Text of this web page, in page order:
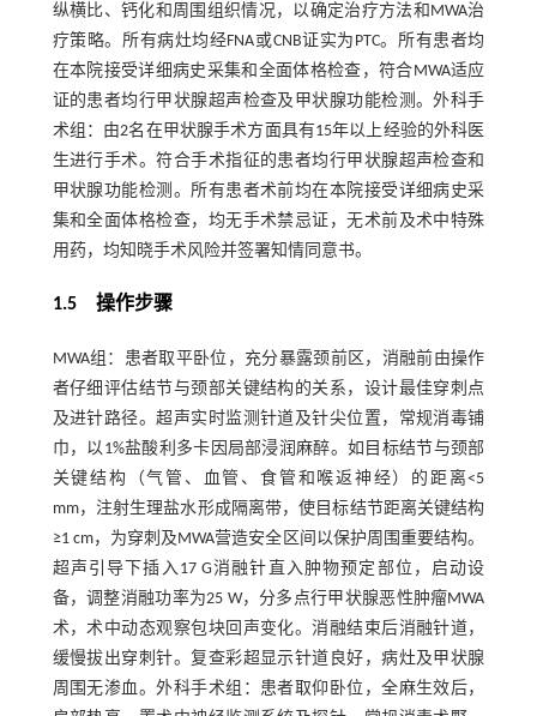
纵横比、钙化和周围组织情况，以确定治疗方法和MWA治
疗策略。所有病灶均经FNA或CNB证实为PTC。所有患者均
在本院接受详细病史采集和全面体格检查，符合MWA适应
证的患者均行甲状腺超声检查及甲状腺功能检测。外科手
术组：由2名在甲状腺手术方面具有15年以上经验的外科医
生进行手术。符合手术指征的患者均行甲状腺超声检查和
甲状腺功能检测。所有患者术前均在本院接受详细病史采
集和全面体格检查，均无手术禁忌证，无术前及术中特殊
用药，均知晓手术风险并签署知情同意书。
1.5 操作步骤
MWA组：患者取平卧位，充分暴露颈前区，消融前由操作
者仔细评估结节与颈部关键结构的关系，设计最佳穿刺点
及进针路径。超声实时监测针道及针尖位置，常规消毒铺
巾，以1%盐酸利多卡因局部浸润麻醉。如目标结节与颈部
关键结构（气管、血管、食管和喉返神经）的距离<5
mm，注射生理盐水形成隔离带，使目标结节距离关键结构
≥1 cm，为穿刺及MWA营造安全区间以保护周围重要结构。
超声引导下插入17 G消融针直入肿物预定部位，启动设
备，调整消融功率为25 W，分多点行甲状腺恶性肿瘤MWA
术，术中动态观察包块回声变化。消融结束后消融针道，
缓慢拔出穿刺针。复查彩超显示针道良好，病灶及甲状腺
周围无渗血。外科手术组：患者取仰卧位，全麻生效后，